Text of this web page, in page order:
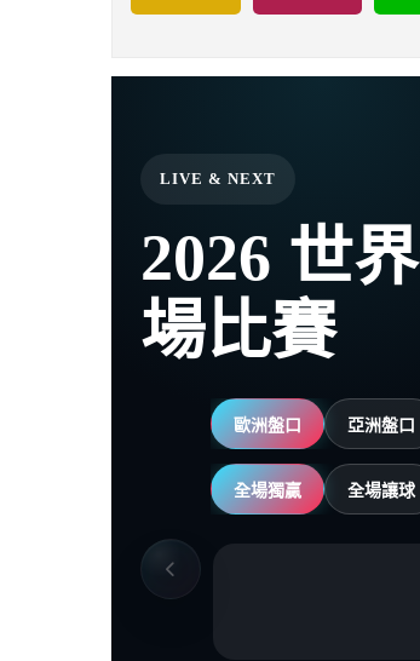
LIVE & NEXT
2026 世
場比賽
歐洲盤口 亞洲盤口
全場獨贏 全場讓球